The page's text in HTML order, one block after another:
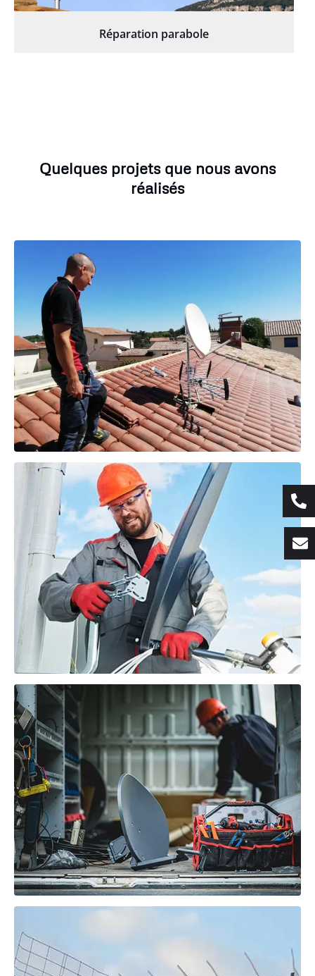
Réparation parabole
Quelques projets que nous avons
réalisés